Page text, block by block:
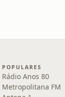
POPULARES
Rádio Anos 80
Metropolitana FM